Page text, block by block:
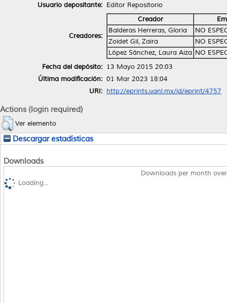
Usuario depositante: Editor Repositorio
Creadores:
Creador
Balderas Herreras, Gloria
NO
Zoidet Gil, Zaira
NO
López Sánchez, Laura Aiza NO
Fecha del depósito: 13 Mayo 2015 20:03
Última modificación: 01 Mar 2023 18:04
URI: http://eprints.uanl.mx/id/eprint/4757
Actions (login required)
Ver elemento
Descargar estadísticas
Downloads
Downloads per month
Loading...